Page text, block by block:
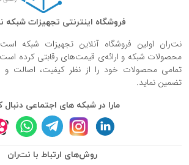
فروشگاه اینترنتی تجهیزات شبکه
نت‌ران اولین فروشگاه آنلاین تجهیزات شبکه
محصولات شبکه و ارائه‌ی قیمت‌های رقابتی کرده است
تمامی محصولات خود را از نظر کیفیت، اصالت
تضمین نماید.
مارا در شبکه های اجتماعی دنبال
روش‌های ارتباط با نت‌ران